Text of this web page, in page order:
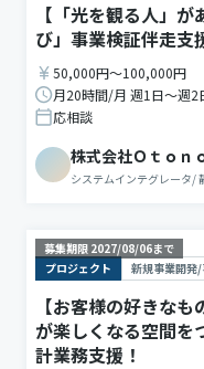
【「光を観る人」
び」事業検証伴走支
50,000円〜100,000円
月20時間/月 週1日〜週2
応相談
株式会社Ｏｔｏｎ
システムインテグレータ/
募集期限 2027/08/06まで
プロジェクト
新規事業開発
【お客様の好きな
が楽しくなる空間
計業務支援！